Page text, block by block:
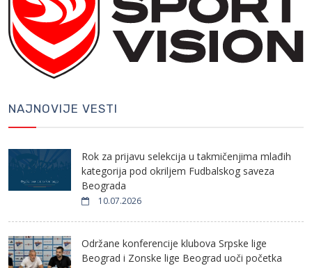
NAJNOVIJE VESTI
Rok za prijavu selekcija u takmičenjima mlađih
kategorija pod okriljem Fudbalskog saveza
Beograda
10.07.2026
Održane konferencije klubova Srpske lige
Beograd i Zonske lige Beograd uoči početka